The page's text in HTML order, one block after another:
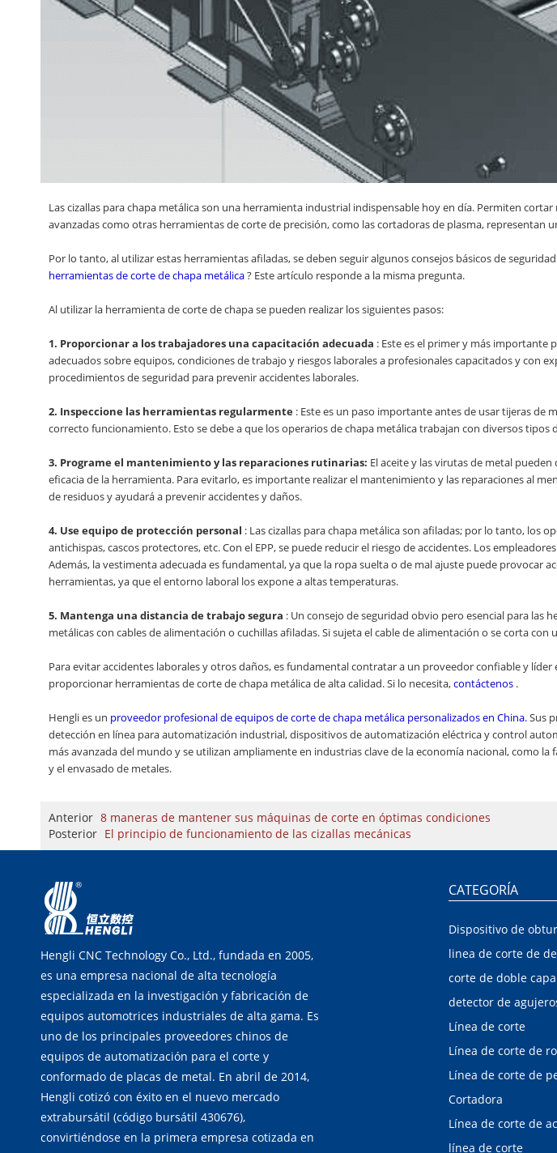
Las cizallas para chapa metálica son una herramienta industrial indispensable hoy en día. Permiten
avanzadas como otras herramientas de corte de precisión, como las cortadoras de plasma,
Por lo tanto, al utilizar estas herramientas afiladas, se deben seguir algunos consejos básicos de
herramientas de corte de chapa metálica? Este artículo responde a la misma pregunta.
Al utilizar la herramienta de corte de chapa se pueden realizar los siguientes pasos:
1. Proporcionar a los trabajadores una capacitación adecuada : Este es el primer y más importante
adecuados sobre equipos, condiciones de trabajo y riesgos laborales a profesionales capacitados y con
procedimientos de seguridad para prevenir accidentes laborales.
2. Inspeccione las herramientas regularmente : Este es un paso importante antes de usar tijeras de
correcto funcionamiento. Esto se debe a que los operarios de chapa metálica trabajan con diversos
3. Programe el mantenimiento y las reparaciones rutinarias: El aceite y las virutas de metal
eficacia de la herramienta. Para evitarlo, es importante realizar el mantenimiento y las reparaciones al
de residuos y ayudará a prevenir accidentes y daños.
4. Use equipo de protección personal : Las cizallas para chapa metálica son afiladas; por lo tanto, los
antichispas, cascos protectores, etc. Con el EPP, se puede reducir el riesgo de accidentes. Los
Además, la vestimenta adecuada es fundamental, ya que la ropa suelta o de mal ajuste puede provocar
herramientas, ya que el entorno laboral los expone a altas temperaturas.
5. Mantenga una distancia de trabajo segura : Un consejo de seguridad obvio pero esencial para las
metálicas con cables de alimentación o cuchillas afiladas. Si sujeta el cable de alimentación o se corta
Para evitar accidentes laborales y otros daños, es fundamental contratar a un proveedor confiable y
proporcionar herramientas de corte de chapa metálica de alta calidad. Si lo necesita,contáctenos .
Hengli es un proveedor profesional de equipos de corte de chapa metálica personalizadosen China.Sus
detección en línea para automatización industrial, dispositivos de automatización eléctrica y control
más avanzada del mundo y se utilizan ampliamente en industrias clave de la economía nacional, como
y el envasado de metales.
Anterior 8 maneras de mantener sus máquinas de corte en óptimas condiciones
Posterior El principio de funcionamiento de las cizallas mecánicas
Hengli CNC Technology Co., Ltd., fundada en 2005,
es una empresa nacional de alta tecnología
especializada en la investigación y fabricación de
equipos automotrices industriales de alta gama. Es
uno de los principales proveedores chinos de
equipos de automatización para el corte y
conformado de placas de metal. En abril de 2014,
Hengli cotizó con éxito en el nuevo mercado
extrabursátil (código bursátil 430676),
convirtiéndose en la primera empresa cotizada en
CATEGORÍA
corte de doble capa
detector de
Línea de corte
Cortadora
Línea de corte de
línea de corte